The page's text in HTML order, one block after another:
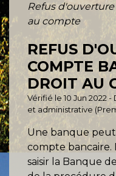
Refus
au compte
REFUS
COMPTE
DROIT AU
Vérifié le 10 Jun 2022
et administrative
Une banque
compte bancaire.
saisir la Banque